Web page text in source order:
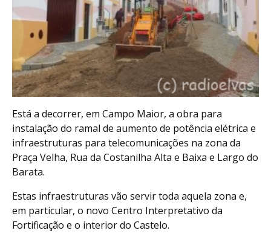
Está a decorrer, em Campo Maior, a obra para
instalação do ramal de aumento de potência elétrica e
infraestruturas para telecomunicações na zona da
Praça Velha, Rua da Costanilha Alta e Baixa e Largo do
Barata.
Estas infraestruturas vão servir toda aquela zona e,
em particular, o novo Centro Interpretativo da
Fortificação e o interior do Castelo.